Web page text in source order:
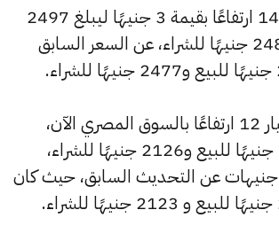
وشهد سعر عيار 14 ارتفاعًا بقيمة 3 جنيهًا ليبلغ 2497
جنيهًا للبيع و2480 جنيهًا للشراء، عن السعر السابق
كما شهد سعر عيار 12 ارتفاعًا بالسوق المصري الآن،
حيث بلغ 2140 جنيهًا للبيع و2126 جنيهًا للشراء،
مرتفعًا بمقدار 3 جنيهات عن التحديث السابق، حيث كان